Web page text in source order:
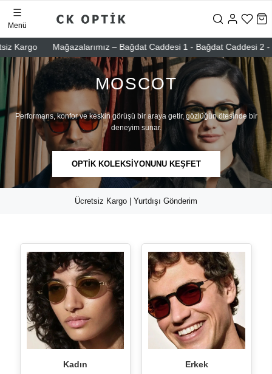
Mağazalarımız – Bağdat Caddesi 1 - Bağdat Caddesi 2 -
Menü
MOSCOT
Performans, konfor ve keskin görüşü bir araya getir, gözlüğün ötesinde bir
deneyim sunar.
OPTİK KOLEKSİYONUNU KEŞFET
Ücretsiz Kargo | Yurtdışı Gönderim
Kadın Erkek